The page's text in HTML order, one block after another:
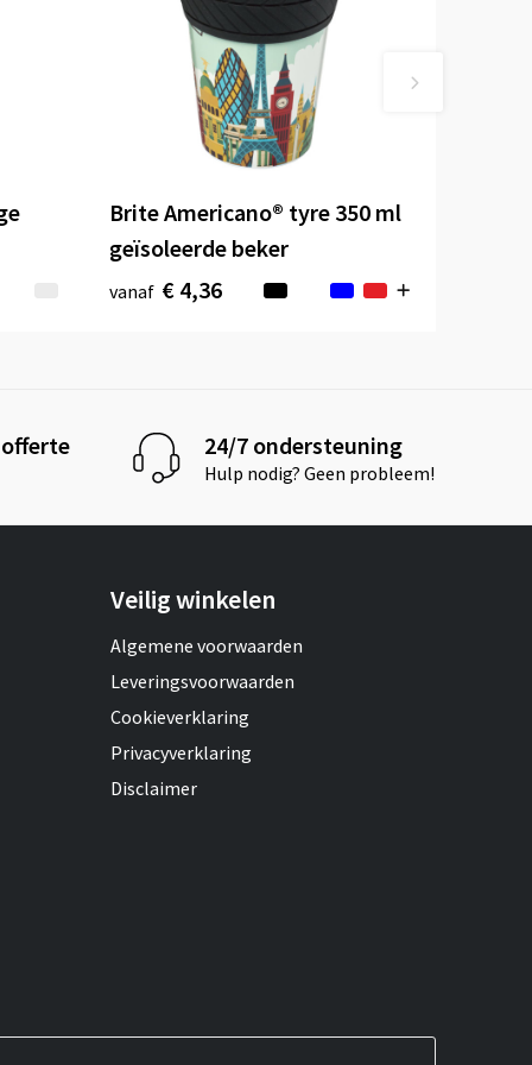
Brite Americano® tyre 350 ml
geïsoleerde beker
vanaf € 4,36
offerte 24/7 ondersteuning
Hulp nodig? Geen probleem!
Veilig winkelen
Algemene voorwaarden
Leveringsvoorwaarden
Cookieverklaring
Privacyverklaring
Disclaimer